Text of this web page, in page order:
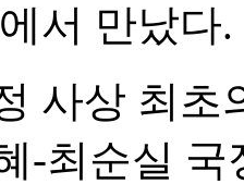
서 만났다.
사상 최초
-최순실